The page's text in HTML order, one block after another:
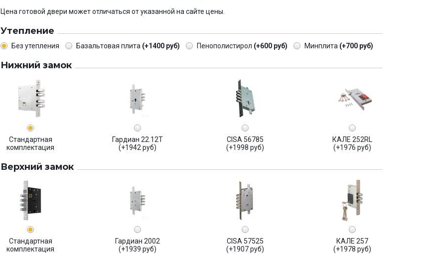
Цена готовой двери может отличаться от указанной на сайте цены.
Утепление
Без утепления Базальтовая плита (+1400 руб) Пенополистирол (+600 руб) Минплита (+700 руб)
Нижний замок
Стандартная
комплектация
Гардиан 22.12Т
(+1942 руб)
CISA 56785
(+1998 руб)
КАЛЕ 252RL
(+1976 руб)
Верхний замок
Стандартная
комплектация
Гардиан 2002
(+1939 руб)
CISA 57525
(+1907 руб)
КАЛЕ 257
(+1978 руб)